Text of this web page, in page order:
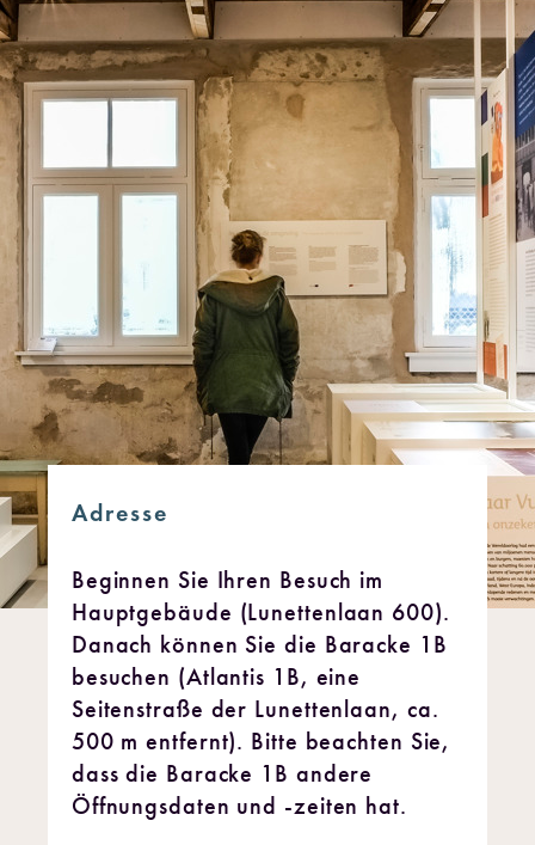
Adresse
Beginnen Sie Ihren Besuch im
Hauptgebäude (Lunettenlaan 600).
Danach können Sie die Baracke 1B
besuchen (Atlantis 1B, eine
Seitenstraße der Lunettenlaan, ca.
500 m entfernt). Bitte beachten Sie,
dass die Baracke 1B andere
Öffnungsdaten und -zeiten hat.